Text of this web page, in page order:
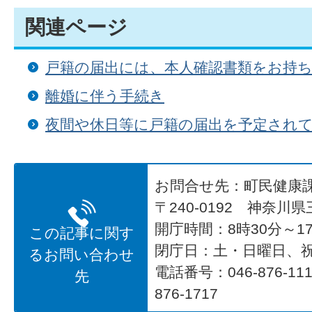
関連ページ
戸籍の届出には、本人確認書類をお持
離婚に伴う手続き
夜間や休日等に戸籍の届出を予定され
この記事に関す
るお問い合わせ
先
お問合せ先：町民健康
〒240-0192 神奈川県
開庁時間：8時30分～
閉庁日：土・日曜日、
電話番号：046-876-
876-1717